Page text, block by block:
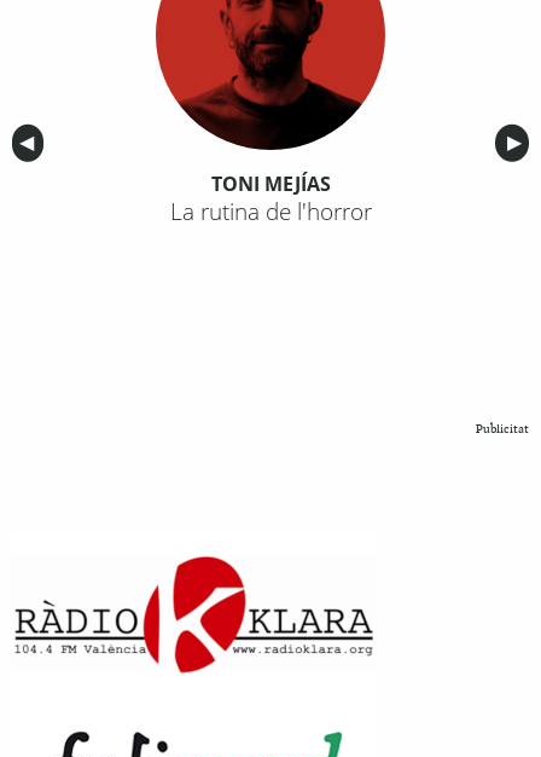
Anterior
◀︎ ▶︎
TONI MEJÍAS
La rutina de l'horror
Publicitat